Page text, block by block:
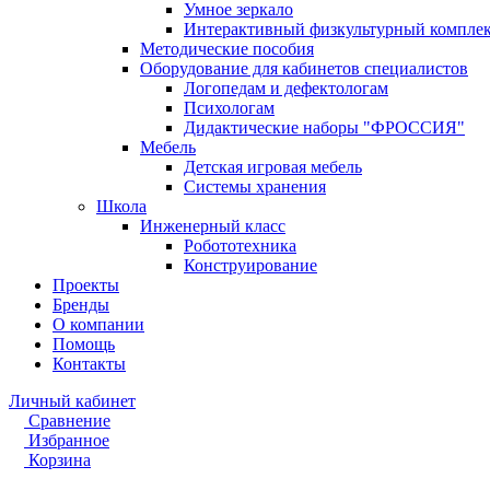
Умное зеркало
Интерактивный физкультурный
Методические пособия
Оборудование для кабинетов специалистов
Логопедам и дефектологам
Психологам
Дидактические наборы "ФРОССИЯ"
Мебель
Детская игровая мебель
Системы хранения
Школа
Инженерный класс
Робототехника
Конструирование
Проекты
Бренды
О компании
Помощь
Контакты
Личный кабинет
Сравнение
Избранное
Корзина